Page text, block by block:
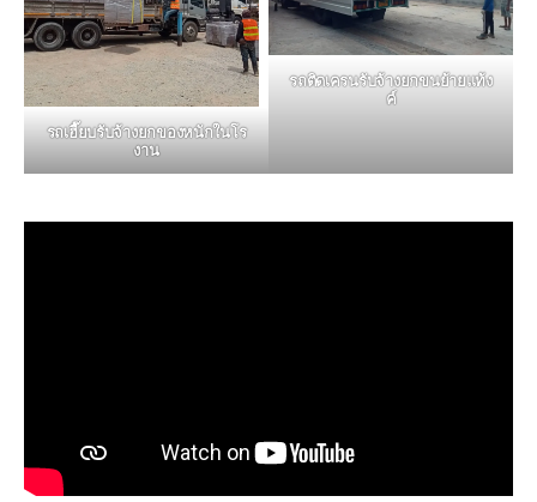
รถเฮี๊ยบรับจ้างยกของหนักในโร
งาน
รถติดเครนรับจ้างยกขนย้ายแท้ง
ค์